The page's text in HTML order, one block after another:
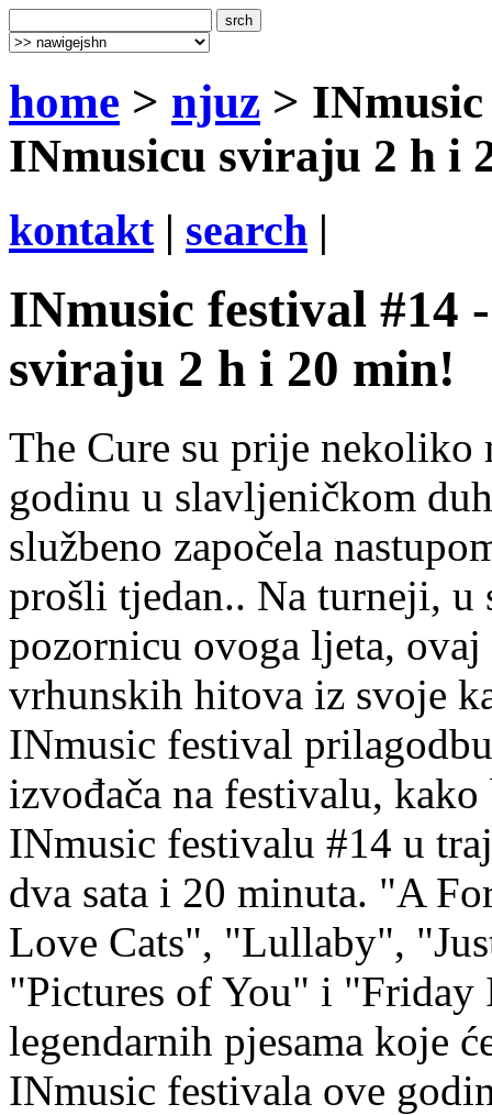
home > njuz >
INmusicu sviraju 2 h i
kontakt| search |
INmusic festival #14
sviraju 2 h i 20 min!
The Cure su prije nekoliko
godinu u slavljeničkom
službeno započela
prošli tjedan.. Na turneji, u
pozornicu ovoga ljeta,
vrhunskih hitova iz svoje
INmusic festival
izvođača na festivalu,
INmusic festivalu #14 u
dva sata i 20 minuta. "A
Love Cats", "Lullaby",
"Pictures of You" i "Friday
legendarnih pjesama koje
INmusic festivala ove